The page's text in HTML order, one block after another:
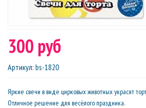
300 руб
Артикул: bs-1820
Яркие свечи в виде цирковых животных украсят
Отличное решение для весёлого праздника.